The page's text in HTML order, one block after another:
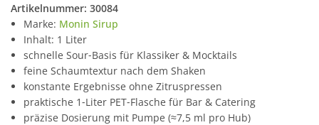
Artikelnummer: 30084
Marke: Monin Sirup
Inhalt: 1 Liter
schnelle Sour‑Basis für Klassiker & Mocktails
feine Schaumtextur nach dem Shaken
konstante Ergebnisse ohne Zitruspressen
praktische 1‑Liter PET‑Flasche für Bar & Catering
präzise Dosierung mit Pumpe (≈7,5 ml pro Hub)